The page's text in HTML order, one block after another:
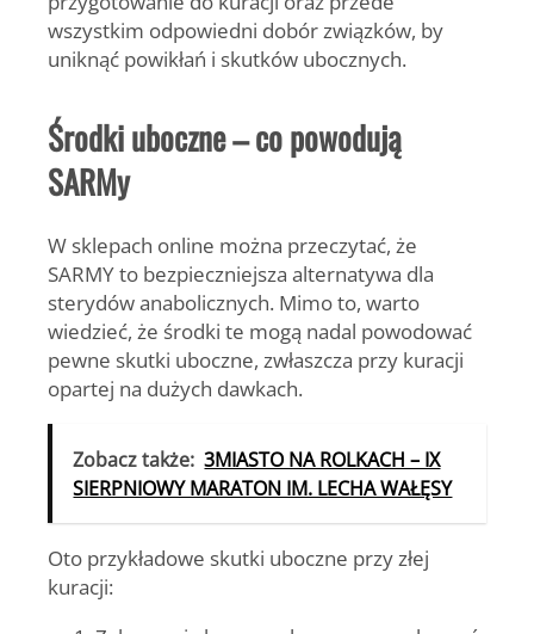
wszystkim odpowiedni dobór związków, by
uniknąć powikłań i skutków ubocznych.
Środki uboczne – co powodują
SARMy
W sklepach online można przeczytać, że
SARMY to bezpieczniejsza alternatywa dla
sterydów anabolicznych. Mimo to, warto
wiedzieć, że środki te mogą nadal powodować
pewne skutki uboczne, zwłaszcza przy kuracji
opartej na dużych dawkach.
Zobacz także: 3MIASTO NA ROLKACH – IX
SIERPNIOWY MARATON IM. LECHA WAŁĘSY
Oto przykładowe skutki uboczne przy złej
kuracji: